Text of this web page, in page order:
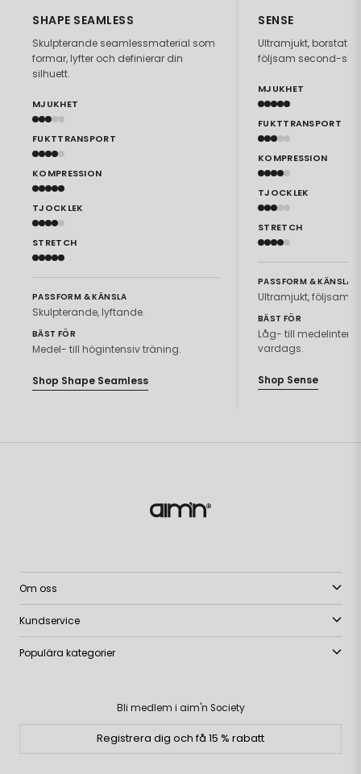
SHAPE SEAMLESS
Skulpterande seamlessmaterial som
formar, lyfter och definierar din
silhuett.
MJUKHET
FUKTTRANSPORT
KOMPRESSION
TJOCKLEK
STRETCH
PASSFORM & KÄNSLA
Skulpterande, lyftande.
BÄST FÖR
Medel- till högintensiv träning.
Shop Shape Seamless
SENSE
Ultramjukt, borstat
följsam second-
MJUKHET
FUKTTRANSPORT
KOMPRESSION
TJOCKLEK
STRETCH
PASSFORM & KÄNSLA
Ultramjukt, följsamt.
BÄST FÖR
Låg- till
vardags.
Shop Sense
Om oss
Kundservice
Populära kategorier
Bli medlem i aim'n Society
Registrera dig och få 15 % rabatt